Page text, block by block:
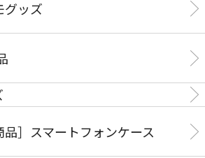
グッズ
品］スマートフォンケース